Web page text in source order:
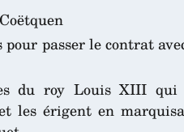
passer le contrat
du roy Louis XIII qui
les érigent en